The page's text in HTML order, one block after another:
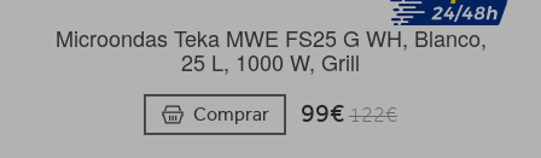
Microondas Teka MWE FS25 G WH, Blanco,
25 L, 1000 W, Grill
Comprar 99€122€